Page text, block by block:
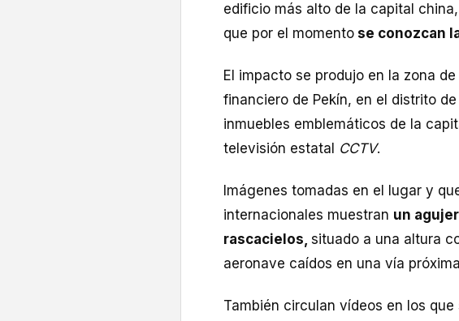
edificio más alto de la capital
que por el momento se conozcan
El impacto se produjo en la zona
financiero de Pekín, en el distrito
inmuebles emblemáticos de la
televisión estatal CCTV.
Imágenes tomadas en el lugar y
internacionales muestran un
rascacielos, situado a una altura
aeronave caídos en una vía
También circulan vídeos en los